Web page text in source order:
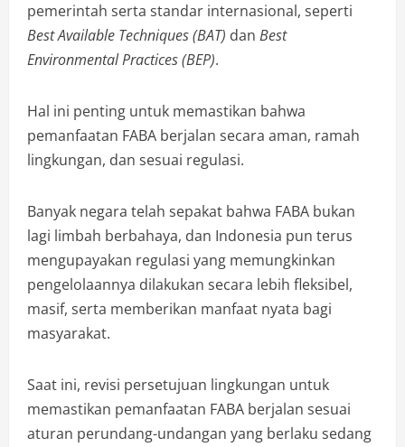
pemerintah serta standar internasional, seperti
Best Available Techniques (BAT) dan Best
Environmental Practices (BEP).
Hal ini penting untuk memastikan bahwa
pemanfaatan FABA berjalan secara aman, ramah
lingkungan, dan sesuai regulasi.
Banyak negara telah sepakat bahwa FABA bukan
lagi limbah berbahaya, dan Indonesia pun terus
mengupayakan regulasi yang memungkinkan
pengelolaannya dilakukan secara lebih fleksibel,
masif, serta memberikan manfaat nyata bagi
masyarakat.
Saat ini, revisi persetujuan lingkungan untuk
memastikan pemanfaatan FABA berjalan sesuai
aturan perundang-undangan yang berlaku sedang